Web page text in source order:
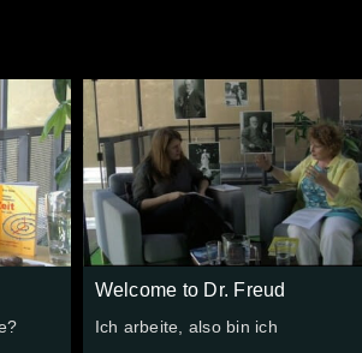
Welcome to Dr. Freud
Ich arbeite, also bin ich